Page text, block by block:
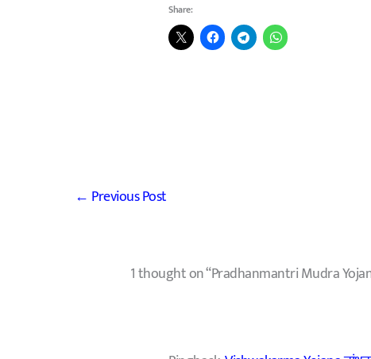
Share:
← Previous Post
1 thought on “Pradhanmantri Mudra Yojana